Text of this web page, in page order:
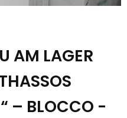
AM LAGER
– BLOCCO -